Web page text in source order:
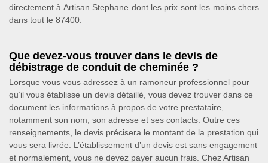
directement à Artisan Stephane dont les prix sont les moins chers
dans tout le 87400.
Que devez-vous trouver dans le devis de
débistrage de conduit de cheminée ?
Lorsque vous vous adressez à un ramoneur professionnel pour
qu’il vous établisse un devis détaillé, vous devez trouver dans ce
document les informations à propos de votre prestataire,
notamment son nom, son adresse et ses contacts. Outre ces
renseignements, le devis précisera le montant de la prestation qui
vous sera livrée. L’établissement d’un devis est sans engagement
et normalement, vous ne devez payer aucun frais. Chez Artisan